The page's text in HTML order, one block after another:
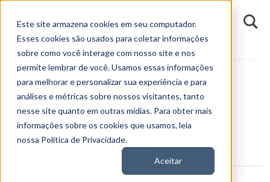
Este site armazena cookies em seu computador.
Esses cookies são usados para coletar informações
sobre como você interage com nosso site e nos
permite lembrar de você. Usamos essas informações
para melhorar e personalizar sua experiência e para
análises e métricas sobre nossos visitantes, tanto
nesse site quanto em outras mídias. Para obter mais
informações sobre os cookies que usamos, leia
nossa Política de Privacidade.
Aceitar
Fundamentos B3SA3 - B3 S.A.
B3SA3
B3 S.A. - Brasil, Bolsa, Balcão